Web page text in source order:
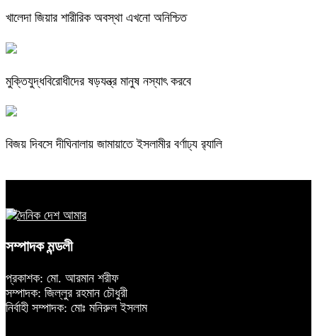
খালেদা জিয়ার শারীরিক অবস্থা এখনো অনিশ্চিত
মুক্তিযুদ্ধবিরোধীদের ষড়যন্ত্র মানুষ নস্যাৎ করবে
বিজয় দিবসে দীঘিনালায় জামায়াতে ইসলামীর বর্ণাঢ্য র‍্যালি
সম্পাদক মন্ডলী
প্রকাশক: মো. আরমান শরীফ
সম্পাদক: জিল্লুর রহমান চৌধুরী
নির্বাহী সম্পাদক: মোঃ মনিরুল ইসলাম